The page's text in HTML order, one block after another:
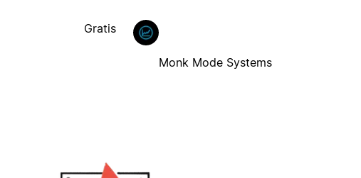
Gratis
Monk Mode Systems